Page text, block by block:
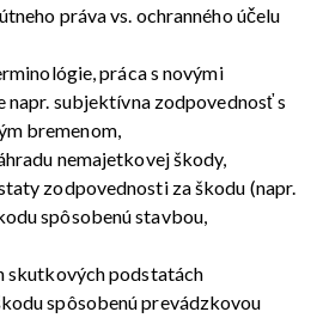
práva vs. ochranného účelu
práca s novými
napr. subjektívna zodpovednosť s
bremenom,
nemajetkovej škody,
zodpovednosti za škodu (napr.
spôsobenú stavbou,
skutkových podstatách
spôsobenú prevádzkovou